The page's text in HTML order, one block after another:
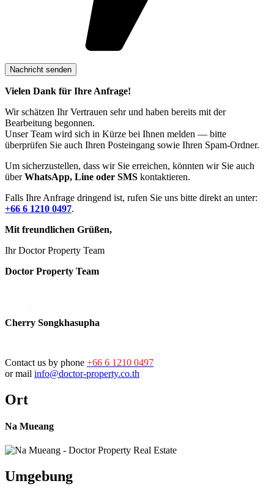
Vielen Dank für Ihre Anfrage!
Wir schätzen Ihr Vertrauen sehr und haben bereits mit der
Bearbeitung begonnen.
Unser Team wird sich in Kürze bei Ihnen melden — bitte
überprüfen Sie auch Ihren Posteingang sowie Ihren Spam-Ordner.
Um sicherzustellen, dass wir Sie erreichen, könnten wir Sie auch
überWhatsApp, Line oder SMS kontaktieren.
Falls Ihre Anfrage dringend ist, rufen Sie uns bitte direkt an unter:
+66 6 1210 0497.
Mit freundlichen Grüßen,
Ihr Doctor Property Team
Doctor Property Team
Cherry Songkhasupha
Contact us by phone +66 6 1210 0497
or mail info@doctor-property.co.th
Ort
Na Mueang
Umgebung